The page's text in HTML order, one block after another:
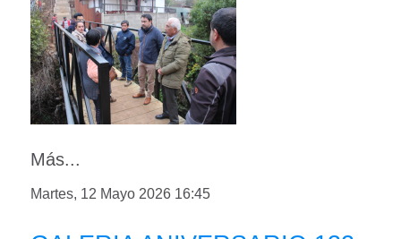
Más...
Martes, 12 Mayo 2026 16:45